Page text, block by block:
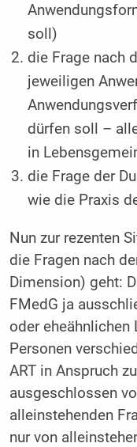
soll)
die Frage nach
jeweiligen
dürfen soll –
in
die Frage der
wie die Praxis
Nun zur rezenten
die Fragen nach
Dimension) geht:
FMedG ja
oder
Personen
ART in Anspruch
ausgeschlossen
alleinstehenden
nur von